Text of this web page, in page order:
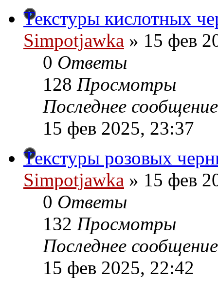
Текстуры кислотных
Simpotjawka » 15 фев
0 Ответы
128 Просмотры
Последнее сообщение
15 фев 2025, 23:37
Текстуры розовых
Simpotjawka » 15 фев
0 Ответы
132 Просмотры
Последнее сообщение
15 фев 2025, 22:42